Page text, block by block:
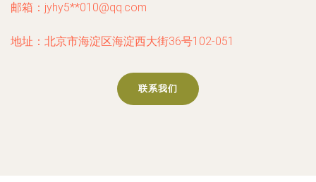
邮箱：jyhy5**010@qq.com
地址：北京市海淀区海淀西大街36号102-051
联系我们